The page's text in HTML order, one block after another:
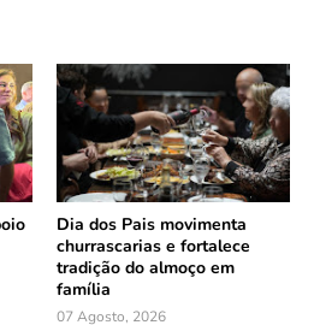
Dia dos Pais movimenta
churrascarias e fortalece
tradição do almoço em
família
07 Agosto, 2026